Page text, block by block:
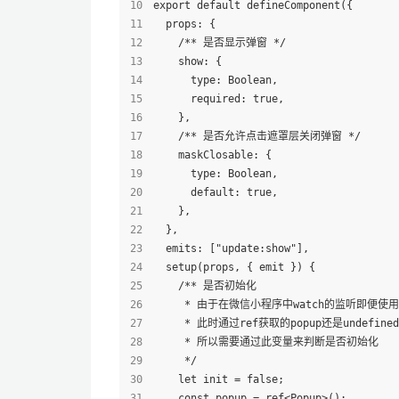
export default defineComponent({
  props: {
    /** 是否显示弹窗 */
    show: {
      type: Boolean,
      required: true,
    },
    /** 是否允许点击遮罩层关闭弹窗 */
    maskClosable: {
      type: Boolean,
      default: true,
    },
  },
  emits: ["update:show"],
  setup(props, { emit }) {
    /** 是否初始化
* 由于在微信小程序中watch的监听即便使
     * 此时通过ref获取的popup还是undefined
     * 所以需要通过此变量来判断是否初始化
     */
    let init = false;